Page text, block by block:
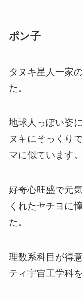
ポン子
タヌキ星人一家
た。
地球人っぽい姿
ヌキにそっくり
マに似ています。
好奇心旺盛で元
くれたヤチヨに
た。
理数系科目が得
ティ宇宙工学科